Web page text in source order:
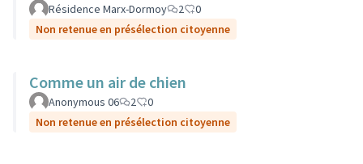
Résidence Marx-Dormoy 2
0
Non retenue en présélection citoyenne
Comme un air de chien
Anonymous 06 2
0
Non retenue en présélection citoyenne